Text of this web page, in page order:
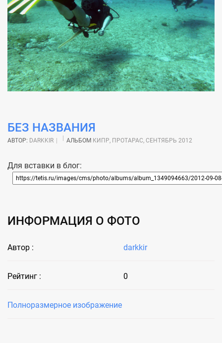
БЕЗ НАЗВАНИЯ
АВТОР: DARKKIR АЛЬБОМ КИПР, ПРОТАРАС, СЕНТЯБРЬ 2012
Для вставки в блог:
ИНФОРМАЦИЯ О ФОТО
Автор : darkkir
Рейтинг : 0
Полноразмерное изображение